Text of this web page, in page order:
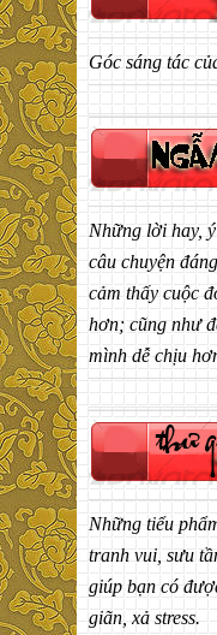
Góc sáng tác
Những lời hay,
câu chuyện
cảm thấy cuộc
hơn; cũng như
mình dễ chịu
Những tiểu
tranh vui, sưu
giúp bạn có
giãn, xả stress.